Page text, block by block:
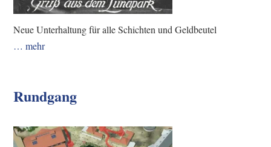
Neue Unterhaltung für alle Schichten und Geldbeutel
… mehr
Rundgang